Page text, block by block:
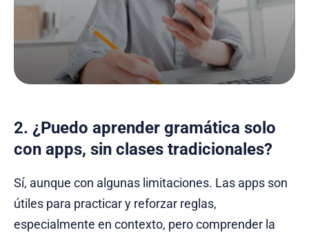
2. ¿Puedo aprender gramática solo
con apps, sin clases tradicionales?
Sí, aunque con algunas limitaciones. Las apps son
útiles para practicar y reforzar reglas,
especialmente en contexto, pero comprender la